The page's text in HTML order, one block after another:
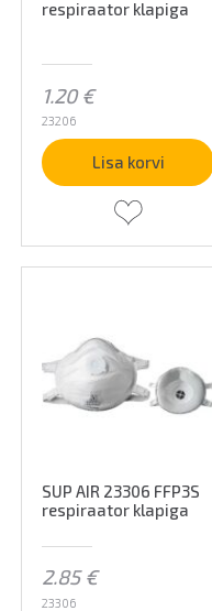
respiraator klapiga
1.20€
23206
Lisa korvi
SUP AIR 23306 FFP3S
respiraator klapiga
2.85€
23306